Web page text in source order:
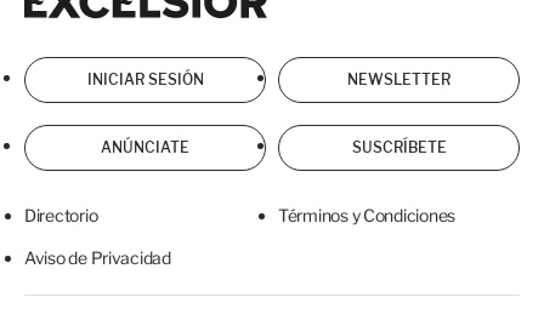
INICIAR SESIÓN NEWSLETTER
ANÚNCIATE SUSCRÍBETE
Directorio Términos y Condiciones
Aviso de Privacidad